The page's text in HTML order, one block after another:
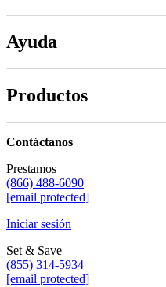
Ayuda
Productos
Contáctanos
Prestamos
(866) 488-6090
[email protected]
Iniciar sesión
Set & Save
(855) 314-5934
[email protected]